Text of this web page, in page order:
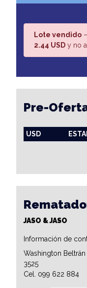
Lote vendido
2.44 USD y no
Pre-
USD
JASO & JASO
Información de
Washington
3525
Cel. 099 622 884